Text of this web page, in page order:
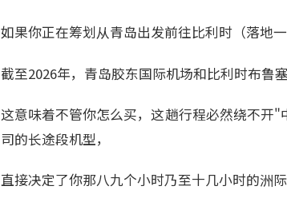
如果你正在筹划从青岛出发前往比利时（落地
截至2026年，青岛胶东国际机场和比利时布鲁
这意味着不管你怎么买，这趟行程必然绕不开
司的长途段机型，
直接决定了你那八九个小时乃至十几小时的洲